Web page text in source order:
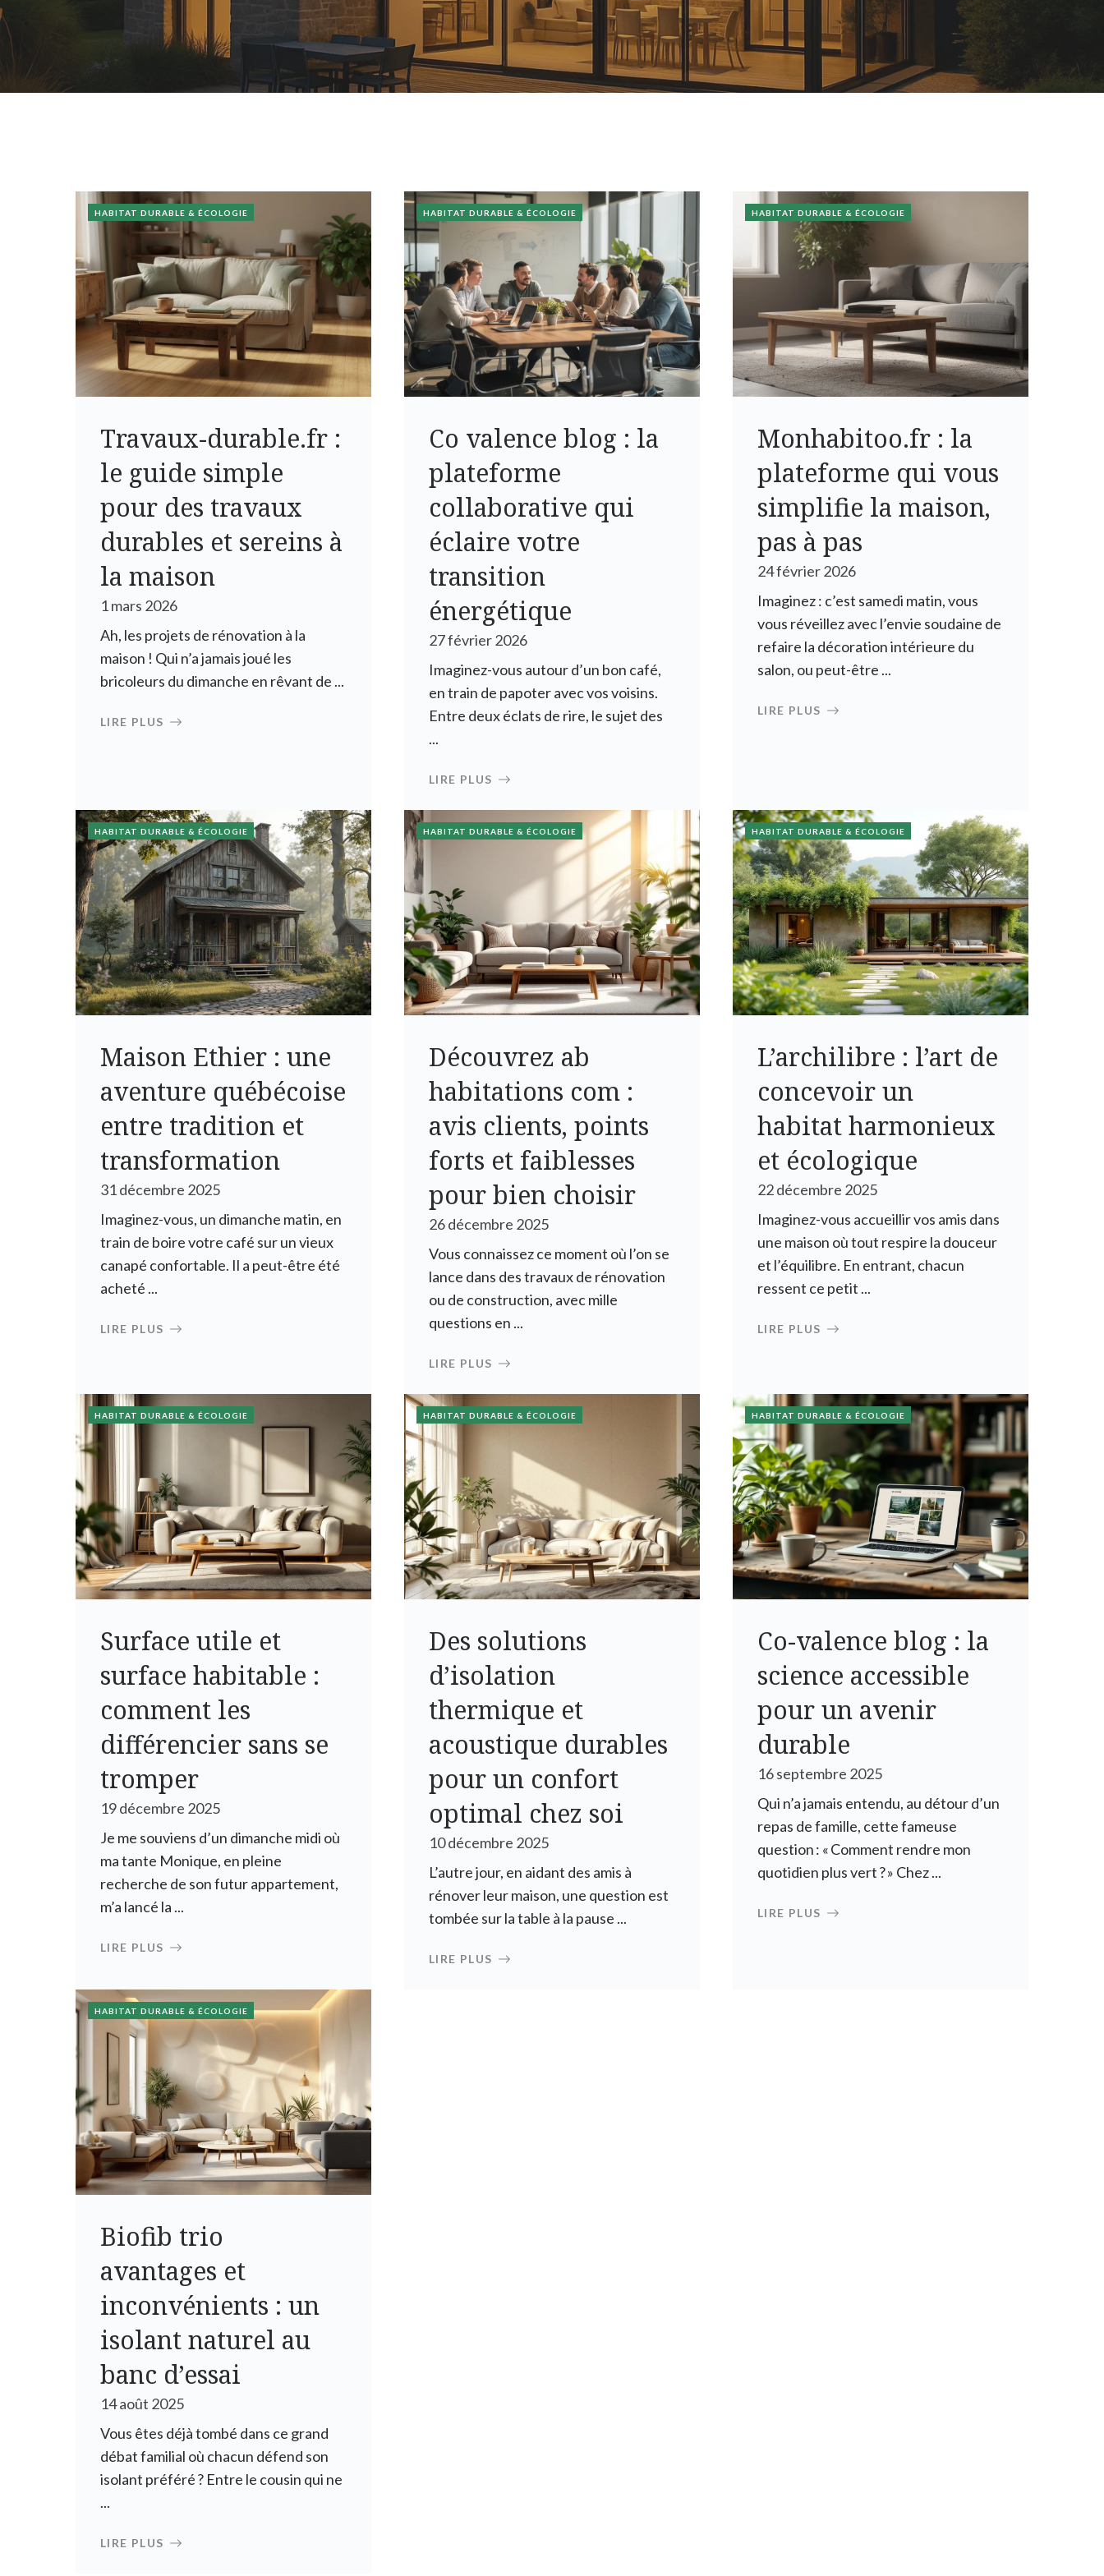
HABITAT DURABLE & ÉCOLOGIE
Travaux-durable.fr :
le guide simple
pour des travaux
durables et sereins à
la maison
1 mars 2026
Ah, les projets de rénovation à la
maison ! Qui n’a jamais joué les
bricoleurs du dimanche en rêvant de ...
LIRE PLUS
HABITAT DURABLE & ÉCOLOGIE
Co valence blog : la
plateforme
collaborative qui
éclaire votre
transition
énergétique
27 février 2026
Imaginez-vous autour d’un bon café,
en train de papoter avec vos voisins.
Entre deux éclats de rire, le sujet des
...
LIRE PLUS
HABITAT DURABLE & ÉCOLOGIE
Monhabitoo.fr : la
plateforme qui vous
simplifie la maison,
pas à pas
24 février 2026
Imaginez : c’est samedi matin, vous
vous réveillez avec l’envie soudaine de
refaire la décoration intérieure du
salon, ou peut-être ...
LIRE PLUS
HABITAT DURABLE & ÉCOLOGIE
Maison Ethier : une
aventure québécoise
entre tradition et
transformation
31 décembre 2025
Imaginez-vous, un dimanche matin, en
train de boire votre café sur un vieux
canapé confortable. Il a peut-être été
acheté ...
LIRE PLUS
HABITAT DURABLE & ÉCOLOGIE
Découvrez ab
habitations com :
avis clients, points
forts et faiblesses
pour bien choisir
26 décembre 2025
Vous connaissez ce moment où l’on se
lance dans des travaux de rénovation
ou de construction, avec mille
questions en ...
LIRE PLUS
HABITAT DURABLE & ÉCOLOGIE
L’archilibre : l’art de
concevoir un
habitat harmonieux
et écologique
22 décembre 2025
Imaginez-vous accueillir vos amis dans
une maison où tout respire la douceur
et l’équilibre. En entrant, chacun
ressent ce petit ...
LIRE PLUS
HABITAT DURABLE & ÉCOLOGIE
Surface utile et
surface habitable :
comment les
différencier sans se
tromper
19 décembre 2025
Je me souviens d’un dimanche midi où
ma tante Monique, en pleine
recherche de son futur appartement,
m’a lancé la ...
LIRE PLUS
HABITAT DURABLE & ÉCOLOGIE
Des solutions
d’isolation
thermique et
acoustique durables
pour un confort
optimal chez soi
10 décembre 2025
L’autre jour, en aidant des amis à
rénover leur maison, une question est
tombée sur la table à la pause ...
LIRE PLUS
HABITAT DURABLE & ÉCOLOGIE
Co-valence blog : la
science accessible
pour un avenir
durable
16 septembre 2025
Qui n’a jamais entendu, au détour d’un
repas de famille, cette fameuse
question : « Comment rendre mon
quotidien plus vert ? » Chez ...
LIRE PLUS
HABITAT DURABLE & ÉCOLOGIE
Biofib trio
avantages et
inconvénients : un
isolant naturel au
banc d’essai
14 août 2025
Vous êtes déjà tombé dans ce grand
débat familial où chacun défend son
isolant préféré ? Entre le cousin qui ne
...
LIRE PLUS